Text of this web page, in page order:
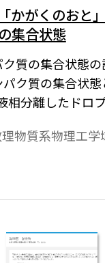
かがくのおと
集合状態
質の集合状態
ク質の集合状態
相分離したドロ
あった。一方，
称性のあるタン
るという面白
ムで説明されよう
理物質系物理工